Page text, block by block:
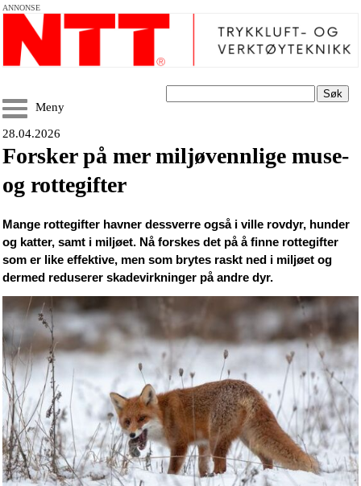
ANNONSE
Søk
Meny
28.04.2026
Forsker på mer miljøvennlige muse-
og rottegifter
Mange rottegifter havner dessverre også i ville rovdyr, hunder
og katter, samt i miljøet. Nå forskes det på å finne rottegifter
som er like effektive, men som brytes raskt ned i miljøet og
dermed reduserer skadevirkninger på andre dyr.